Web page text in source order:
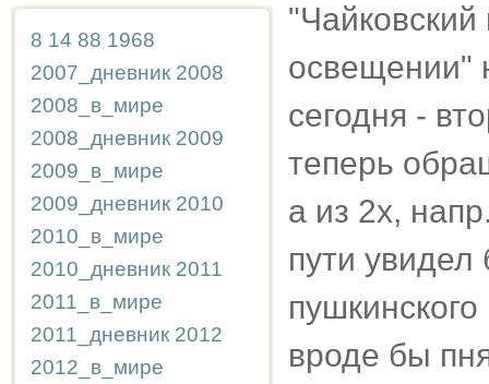
8 14 88 1968
2007_дневник 2008
2008_в_мире
2008_дневник 2009
2009_в_мире
2009_дневник 2010
2010_в_мире
2010_дневник 2011
2011_в_мире
2011_дневник 2012
2012_в_мире
освещении"
сегодня -
теперь
а из 2х,
пути
вроде бы